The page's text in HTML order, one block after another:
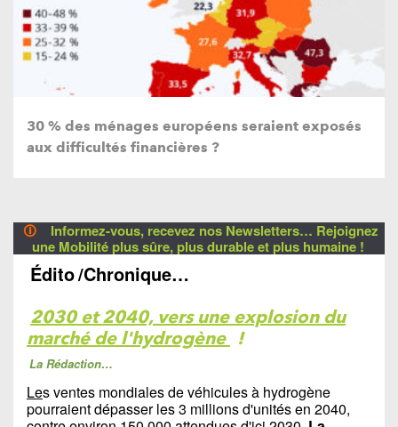
30 % des ménages européens seraient exposés
aux difficultés financières ?
🛈
Informez-vous, recevez nos Newsletters… Rejoignez
une Mobilité plus sûre, plus durable et plus humaine !
Édito/Chronique…
2030 et 2040, vers une explosion du
marché de l'hydrogène !
La Rédaction…
Les ventes mondiales de véhicules à hydrogène
pourraient dépasser les 3 millions d'unités en 2040,